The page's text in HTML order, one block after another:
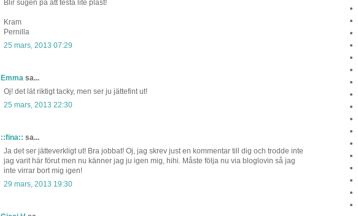
Blir sugen på att testa lite plast!
Kram
Pernilla
25 mars, 2013 07:29
Emma sa...
Oj! det lät riktigt tacky, men ser ju jättefint ut!
25 mars, 2013 22:30
::fina:: sa...
Ja det ser jätteverkligt ut! Bra jobbat! Oj, jag skrev just en kommentar till dig och trodde inte
jag varit här förut men nu känner jag ju igen mig, hihi. Måste följa nu via bloglovin så jag
inte virrar bort mig igen!
29 mars, 2013 19:30